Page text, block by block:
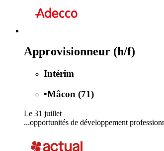
Approvisionneur (h/f)
Intérim
•Mâcon (71)
Le 31 juillet
...opportunités de développement